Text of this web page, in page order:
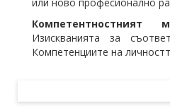
Компетентностният
Изискванията за
Компетенциите на